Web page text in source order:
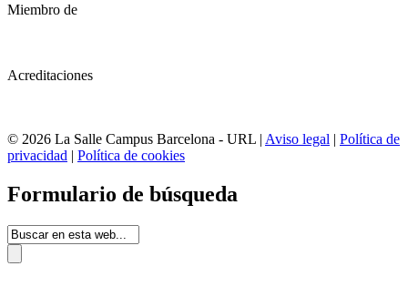
Miembro de
Acreditaciones
© 2026 La Salle Campus Barcelona - URL | Aviso legal | Política de
privacidad | Política de cookies
Formulario de búsqueda